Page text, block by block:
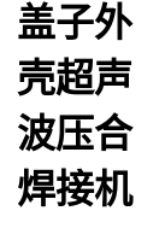
盖子外
壳超声
波压合
焊接机